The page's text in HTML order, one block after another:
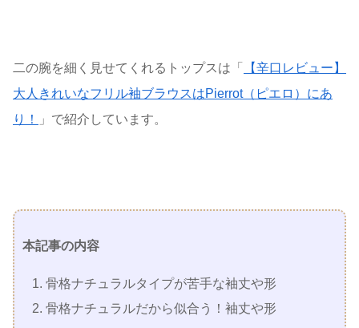
二の腕を細く見せてくれるトップスは「
【辛口レビュー】
大人きれいなフリル袖ブラウスはPierrot（ピエロ）にあ
り！
」で紹介しています。
本記事の内容
骨格ナチュラルタイプが苦手な袖丈や形
骨格ナチュラルだから似合う！袖丈や形